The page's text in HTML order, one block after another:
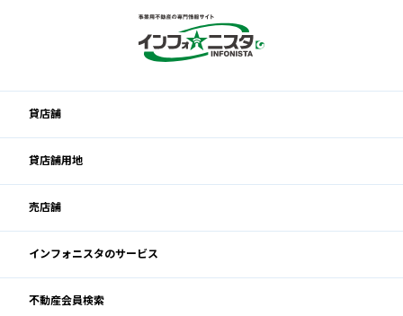
貸店舗
貸店舗用地
売店舗
インフォニスタのサービス
不動産会員検索